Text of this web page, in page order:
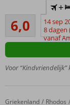
Gelegen
in het
gezellige
Kleinschalig
Op
loopafstand
6,0Voldoende
6
beoordelingen
+
14 sep
8 dagen
vanaf
Voor
Home
Griekenland Rhodos
Sun Beach Resort